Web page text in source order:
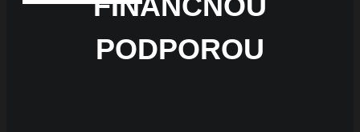
PODPOROU